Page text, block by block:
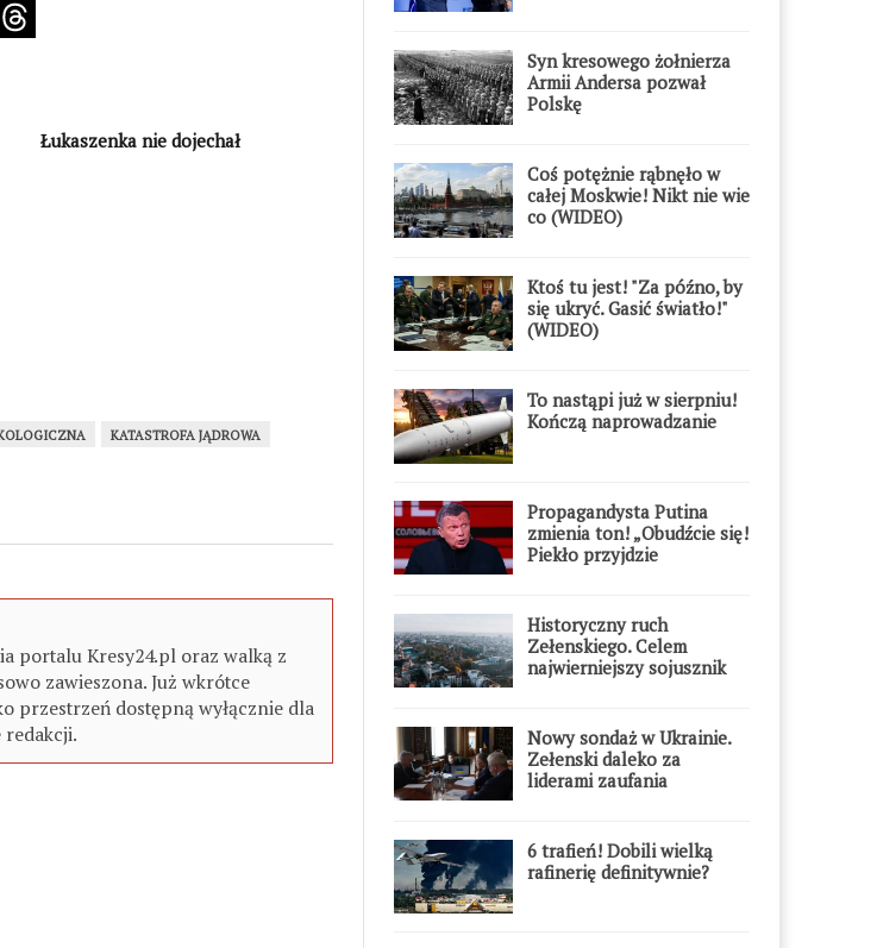
Łukaszenka nie dojechał
KATASTROFA JĄDROWA
portalu Kresy24.pl oraz walką z
zawieszona. Już wkrótce
przestrzeń dostępną wyłącznie dla
redakcji.
Syn kresowego żołnierza
Armii Andersa pozwał
Polskę
Coś potężnie rąbnęło w
całej Moskwie! Nikt nie wie
co (WIDEO)
Ktoś tu jest! "Za późno, by
się ukryć. Gasić światło!"
(WIDEO)
To nastąpi już w sierpniu!
Kończą naprowadzanie
Propagandysta Putina
zmienia ton! „Obudźcie się!
Piekło przyjdzie
Historyczny ruch
Zełenskiego. Celem
najwierniejszy sojusznik
Nowy sondaż w Ukrainie.
Zełenski daleko za
liderami zaufania
6 trafień! Dobili wielką
rafinerię definitywnie?